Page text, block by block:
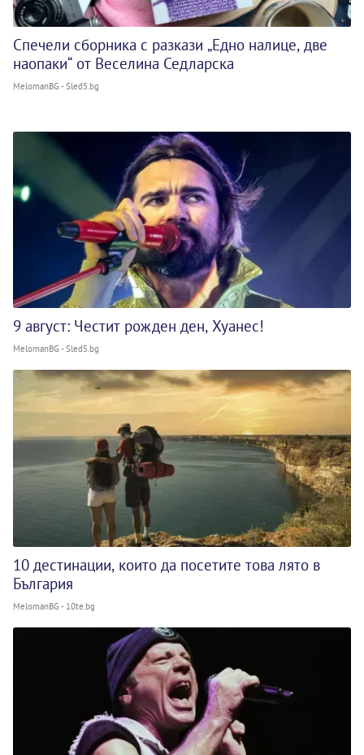
Спечели сборника с разкази „Едно налице, две
наопаки“ от Веселина Седларска
MelomanBG - Sled5.bg
9 август: Честит рожден ден, Хуанес!
MelomanBG - Sled5.bg
10 дестинации, които да посетите това лято в
България
MelomanBG - 10te.bg